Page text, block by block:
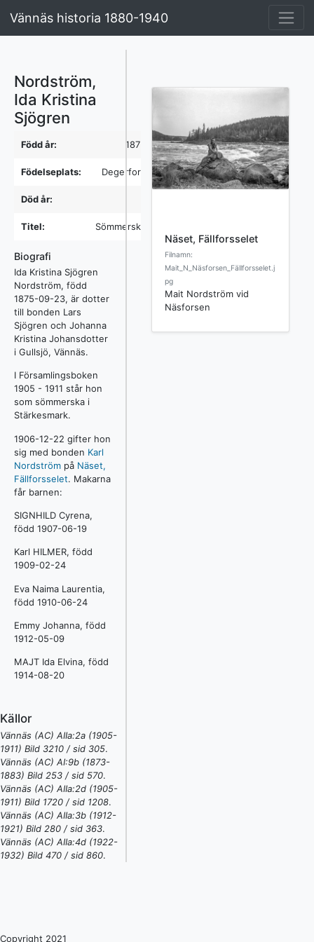
Vännäs historia 1880-1940
Nordström,
Ida Kristina
Sjögren
Född år: 1875
Födelseplats: Degerfors
Död år:
Titel: Sömmerska
Biografi
Ida Kristina Sjögren
Nordström, född
1875-09-23, är dotter
till bonden Lars
Sjögren och Johanna
Kristina Johansdotter
i Gullsjö, Vännäs.
I Församlingsboken
1905 - 1911 står hon
som sömmerska i
Stärkesmark.
1906-12-22 gifter hon
sig med bonden Karl
Nordström på Näset,
Fällforsselet. Makarna
får barnen:
SIGNHILD Cyrena,
född 1907-06-19
Karl HILMER, född
1909-02-24
Eva Naima Laurentia,
född 1910-06-24
Emmy Johanna, född
1912-05-09
MAJT Ida Elvina, född
1914-08-20
Källor
Vännäs (AC) AIIa:2a (1905-
1911) Bild 3210 / sid 305.
Vännäs (AC) AI:9b (1873-
1883) Bild 253 / sid 570.
Vännäs (AC) AIIa:2d (1905-
1911) Bild 1720 / sid 1208.
Vännäs (AC) AIIa:3b (1912-
1921) Bild 280 / sid 363.
Vännäs (AC) AIIa:4d (1922-
1932) Bild 470 / sid 860.
Näset, Fällforsselet
Filnamn:
Mait_N_Näsforsen_Fällforsselet.j
pg
Mait Nordström vid
Näsforsen
Copyright 2021